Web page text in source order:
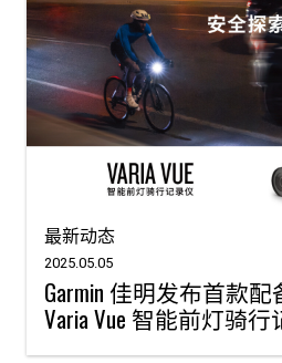
最新动态
2025.05.05
Garmin 佳明发布首款
Varia Vue 智能前灯骑行